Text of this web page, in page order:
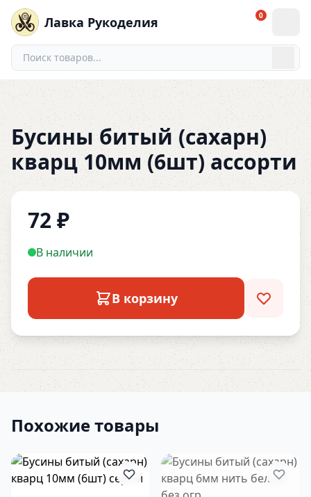
Лавка Рукоделия 0
Бусины битый (сахарн)
кварц 10мм (6шт) ассорти
72₽
В наличии
В корзину
Похожие товары